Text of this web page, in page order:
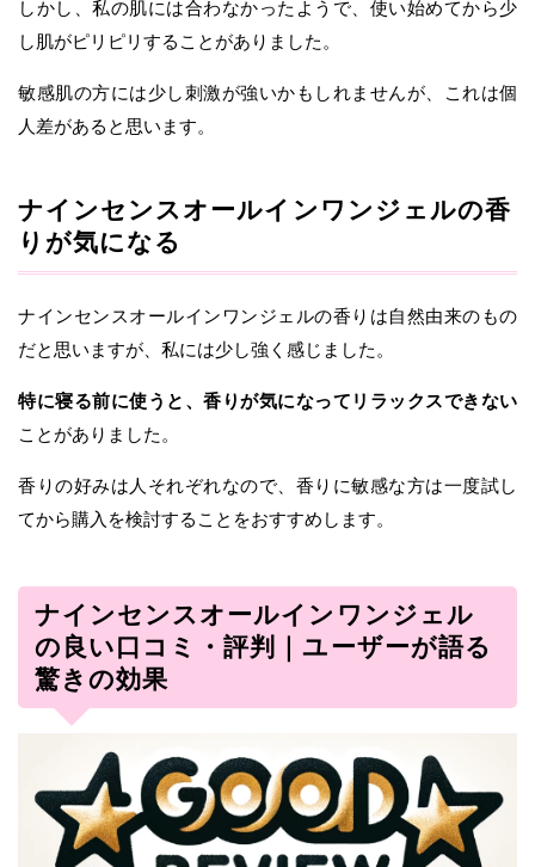
しかし、私の肌には合わなかったようで、使い始めてから少
し肌がピリピリすることがありました。
敏感肌の方には少し刺激が強いかもしれませんが、これは個
人差があると思います。
ナインセンスオールインワンジェルの香
りが気になる
ナインセンスオールインワンジェルの香りは自然由来のもの
だと思いますが、私には少し強く感じました。
特に寝る前に使うと、香りが気になってリラックスできない
ことがありました。
香りの好みは人それぞれなので、香りに敏感な方は一度試し
てから購入を検討することをおすすめします。
ナインセンスオールインワンジェル
の良い口コミ・評判｜ユーザーが語る
驚きの効果